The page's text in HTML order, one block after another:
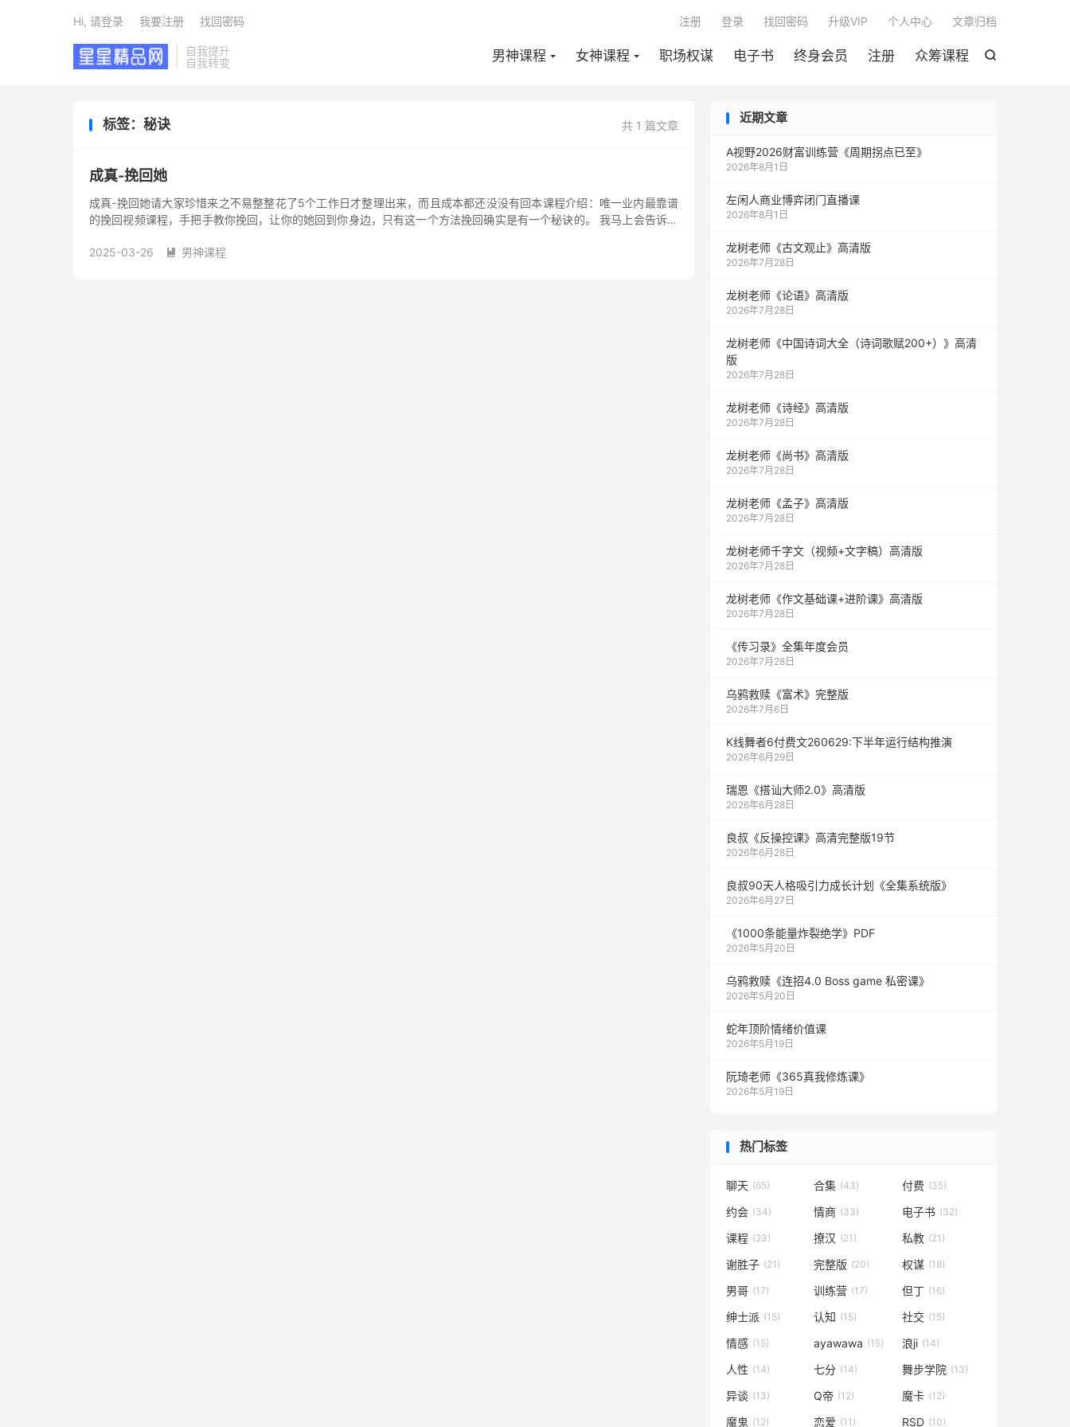
自我提升
自我转变

男神课程 女神课程 职场权谋 电子书 终身会员 注册 众筹课程
注册 登录 找回密码 升级VIP 个人中心 文章归档
Hi, 请登录 我要注册 找回密码
共 1 篇文章
标签：秘诀
成真-挽回她
成真-挽回她请大家珍惜来之不易整整花了5个工作日才整理出来，而且成本都还没没有回本课程介绍：唯一业内最靠谱
的挽回视频课程，手把手教你挽回，让你的她回到你身边，只有这一个方法挽回确实是有一个秘诀的。 我马上会告诉你
2025-03-26
 男神课程
近期文章
A视野2026财富训练营《周期拐点已至》
2026年8月1日
左闲人商业博弈闭门直播课
2026年8月1日
龙树老师《古文观止》高清版
2026年7月28日
龙树老师《论语》高清版
2026年7月28日
龙树老师《中国诗词大全（诗词歌赋200+）》高清
版
2026年7月28日
龙树老师《诗经》高清版
2026年7月28日
龙树老师《尚书》高清版
2026年7月28日
龙树老师《孟子》高清版
2026年7月28日
龙树老师千字文（视频+文字稿）高清版
2026年7月28日
龙树老师《作文基础课+进阶课》高清版
2026年7月28日
《传习录》全集年度会员
2026年7月28日
乌鸦救赎《富术》完整版
2026年7月6日
K线舞者6付费文260629:下半年运行结构推演
2026年6月29日
瑞恩《搭讪大师2.0》高清版
2026年6月28日
良叔《反操控课》高清完整版19节
2026年6月28日
良叔90天人格吸引力成长计划《全集系统版》
2026年6月27日
《1000‮能条‬‎量‮裂炸‬‎绝学》PDF
2026年5月20日
乌鸦救赎《连招4.0 Boss game 私密课》
2026年5月20日
蛇年顶阶情绪价值课
2026年5月19日
阮琦老师《365真我修炼课》
2026年5月19日
热门标签
聊天 (65) 合集 (43) 付费 (35)
约会 (34) 情商 (33) 电子书 (32)
课程 (23) 撩汉 (21) 私教 (21)
谢胜子 (21) 完整版 (20) 权谋 (18)
男哥 (17) 训练营 (17) 但丁 (16)
绅士派 (15) 认知 (15) 社交 (15)
情感 (15) ayawawa (15) 浪ji (14)
人性 (14) 七分 (14) 舞步学院 (13)
异谈 (13) Q帝 (12) 魔卡 (12)
魔鬼 (12) 恋爱 (11) RSD (10)